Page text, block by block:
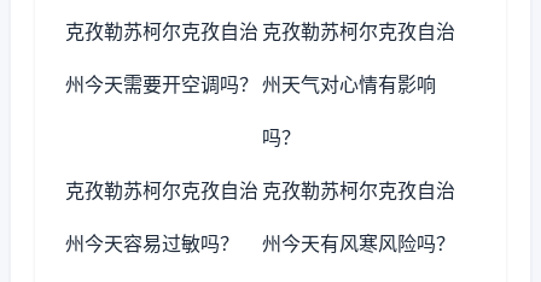
克孜勒苏柯尔克孜自治
州今天需要开空调吗？
克孜勒苏柯尔克孜自治
州天气对心情有影响
吗？
克孜勒苏柯尔克孜自治
州今天容易过敏吗？
克孜勒苏柯尔克孜自治
州今天有风寒风险吗？